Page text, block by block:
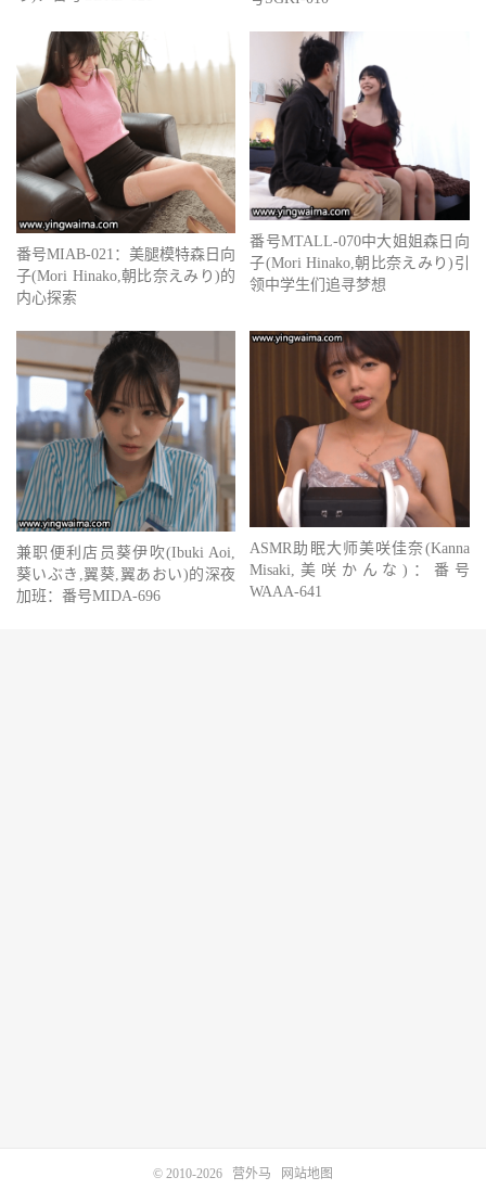
番号MIAB-021：美腿模特森日向
子(Mori Hinako,朝比奈えみり)的
内心探索
番号MTALL-070中大姐姐森日向
子(Mori Hinako,朝比奈えみり)引
领中学生们追寻梦想
兼职便利店员葵伊吹(Ibuki Aoi,
葵いぶき,翼葵,翼あおい)的深夜
加班：番号MIDA-696
ASMR助眠大师美咲佳奈(Kanna
Misaki,美咲かんな)：番号
WAAA-641
© 2010-2026 营外马 网站地图